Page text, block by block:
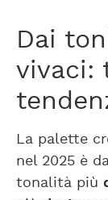
Dai
vivaci:
La palette
nel 2025 è
tonalità più